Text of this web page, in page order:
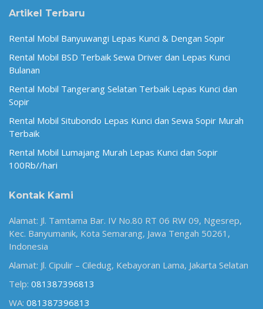
Artikel Terbaru
Rental Mobil Banyuwangi Lepas Kunci & Dengan Sopir
Rental Mobil BSD Terbaik Sewa Driver dan Lepas Kunci
Bulanan
Rental Mobil Tangerang Selatan Terbaik Lepas Kunci dan
Sopir
Rental Mobil Situbondo Lepas Kunci dan Sewa Sopir Murah
Terbaik
Rental Mobil Lumajang Murah Lepas Kunci dan Sopir
100Rb//hari
Kontak Kami
Alamat: Jl. Tamtama Bar. IV No.80 RT 06 RW 09, Ngesrep,
Kec. Banyumanik, Kota Semarang, Jawa Tengah 50261,
Indonesia
Alamat: Jl. Cipulir – Ciledug, Kebayoran Lama, Jakarta Selatan
Telp: 081387396813
WA: 081387396813